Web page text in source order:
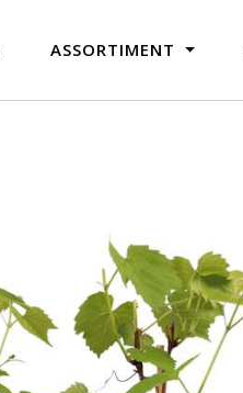
ASSORTIMENT